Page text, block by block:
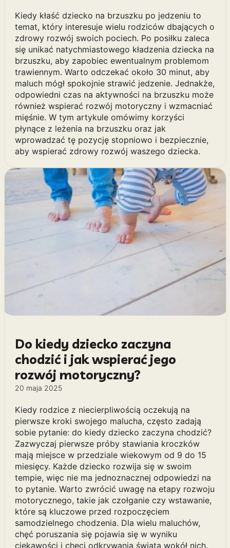
Kiedy kłaść dziecko na brzuszku po jedzeniu to
temat, który interesuje wielu rodziców dbających o
zdrowy rozwój swoich pociech. Po posiłku zaleca
się unikać natychmiastowego kładzenia dziecka na
brzuszku, aby zapobiec ewentualnym problemom
trawiennym. Warto odczekać około 30 minut, aby
maluch mógł spokojnie strawić jedzenie. Jednakże,
odpowiedni czas na aktywności na brzuszku może
również wspierać rozwój motoryczny i wzmacniać
mięśnie. W tym artykule omówimy korzyści
płynące z leżenia na brzuszku oraz jak
wprowadzać tę pozycję stopniowo i bezpiecznie,
aby wspierać zdrowy rozwój waszego dziecka.
Do kiedy dziecko zaczyna
chodzić i jak wspierać jego
rozwój motoryczny?
20 maja 2025
Kiedy rodzice z niecierpliwością oczekują na
pierwsze kroki swojego malucha, często zadają
sobie pytanie: do kiedy dziecko zaczyna chodzić?
Zazwyczaj pierwsze próby stawiania kroczków
mają miejsce w przedziale wiekowym od 9 do 15
miesięcy. Każde dziecko rozwija się w swoim
tempie, więc nie ma jednoznacznej odpowiedzi na
to pytanie. Warto zwrócić uwagę na etapy rozwoju
motorycznego, takie jak czołganie czy wstawanie,
które są kluczowe przed rozpoczęciem
samodzielnego chodzenia. Dla wielu maluchów,
chęć poruszania się pojawia się w wyniku
ciekawości i chęci odkrywania świata wokół nich.